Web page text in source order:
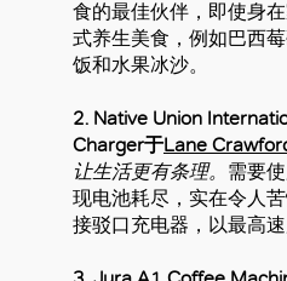
食的最佳伙伴，即使身
式养生美食，例如巴西
饭和水果冰沙。
2. Native Union
Charger于Lane
让生活更有条理。 需要
现电池耗尽，实在令人
接驳口充电器，以最高速
好